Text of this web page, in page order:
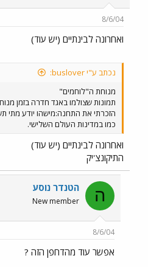
8/6/04
ואחרונה לבינתיים (יש עוד)
נכתב ע"י buslover:
מנוחת ה"לוחמים"
תמונות שצולמו באגד חדרה בזמן
הזכרתי את התחנה:מישהו יודע
כמו במדינות העולם השלישי.
ואחרונה לבינתיים (יש עוד)
התיקונצ'יק
ה הטנדר נוסע
New member
8/6/04
אפשר עוד מהדחפן הזה ?